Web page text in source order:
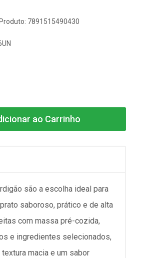
7891515490430
ao Carrinho
são a escolha ideal para
saboroso, prático e de alta
com massa pré-cozida,
e ingredientes selecionados,
macia e um sabor